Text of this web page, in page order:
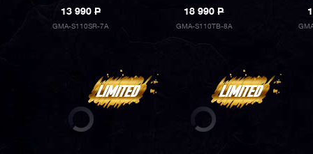
13 990P
GMA-S110SR-7A
18 990P
GMA-S110TB-8A